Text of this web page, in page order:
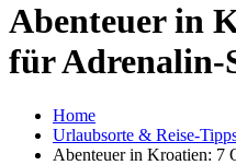
Abenteuer in
für Adrenalin-
Home
Urlaubsorte & Reise-
Abenteuer in Kroatien: 7